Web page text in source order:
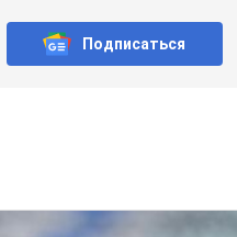
Подписаться